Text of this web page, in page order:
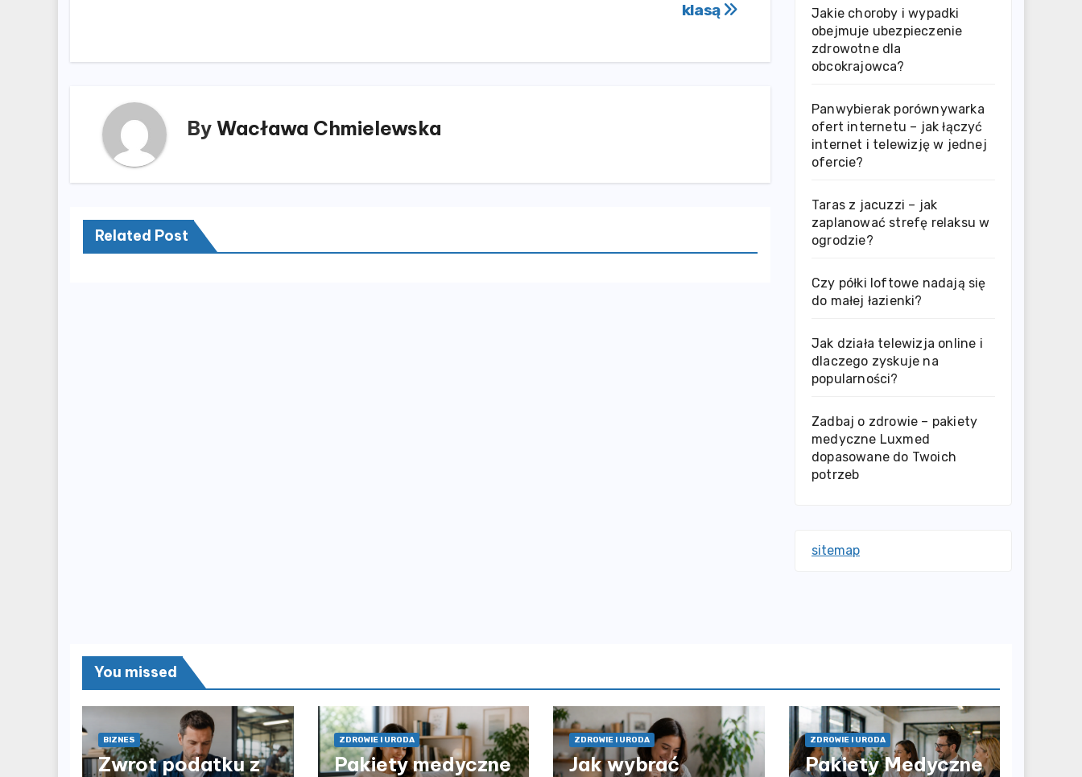
klasą
By Wacława Chmielewska
Related Post
Jakie choroby i wypadki
obejmuje ubezpieczenie
zdrowotne dla
obcokrajowca?
Panwybierak porównywarka
ofert internetu – jak łączyć
internet i telewizję w jednej
ofercie?
Taras z jacuzzi – jak
zaplanować strefę relaksu w
ogrodzie?
Czy półki loftowe nadają się
do małej łazienki?
Jak działa telewizja online i
dlaczego zyskuje na
popularności?
Zadbaj o zdrowie – pakiety
medyczne Luxmed
dopasowane do Twoich
potrzeb
sitemap
You missed
BIZNES
Zwrot podatku z
ZDROWIE I URODA
Pakiety medyczne
ZDROWIE I URODA
Jak wybrać
ZDROWIE I URODA
Pakiety Medyczne